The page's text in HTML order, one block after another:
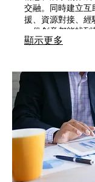
交融。同時建立互
援、資源對接、
一份創意都能找
文創產業新可能。
顯示更多